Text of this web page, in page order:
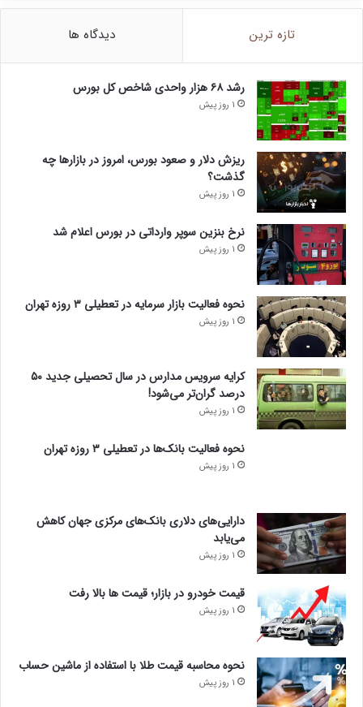
تازه ترین دیدگاه ها
رشد ۶۸ هزار واحدی شاخص کل بورس
1 روز پیش
ریزش دلار و صعود بورس، امروز در بازارها چه
گذشت؟
1 روز پیش
نرخ بنزین سوپر وارداتی در بورس اعلام شد
1 روز پیش
نحوه فعالیت بازار سرمایه در تعطیلی ۳ روزه تهران
1 روز پیش
کرایه سرویس مدارس در سال تحصیلی جدید ۵۰
درصد گران‌تر می‌شود!
1 روز پیش
نحوه فعالیت بانک‌ها در تعطیلی ۳ روزه تهران
1 روز پیش
دارایی‌های دلاری بانک‌های مرکزی جهان کاهش
می‌یابد
1 روز پیش
قیمت خودرو در بازار؛ قیمت ها بالا رفت
1 روز پیش
نحوه محاسبه قیمت طلا با استفاده از ماشین حساب
1 روز پیش